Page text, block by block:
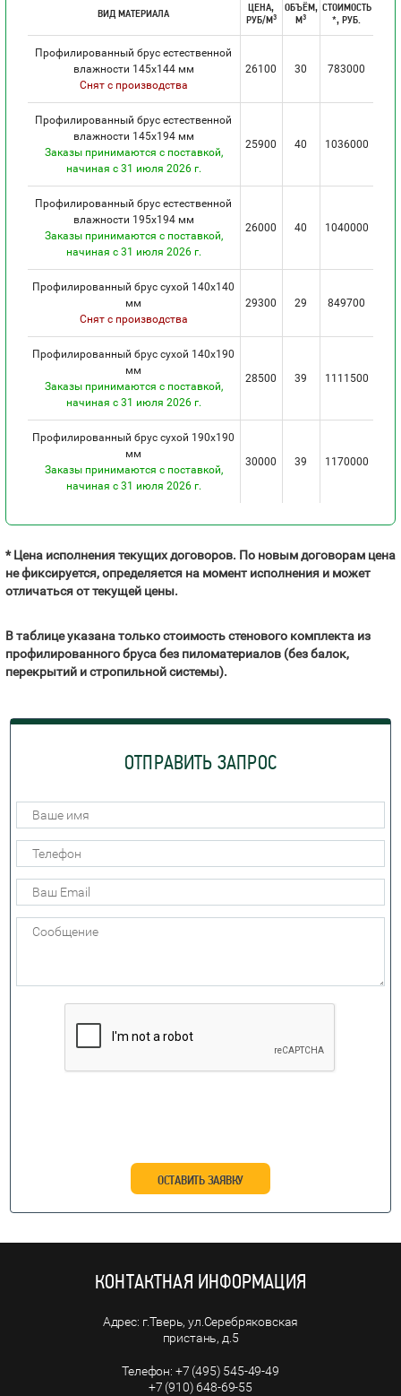
ВИД МАТЕРИАЛА
ЦЕНА,
РУБ/М3
ОБЪЁМ,
М3
СТОИМОСТЬ
*, РУБ.
Профилированный брус естественной
влажности 145х144 мм
Снят с производства
26100 30 783000
Профилированный брус естественной
влажности 145х194 мм
Заказы принимаются с поставкой,
начиная с 31 июля 2026 г.
25900 40 1036000
Профилированный брус естественной
влажности 195х194 мм
Заказы принимаются с поставкой,
начиная с 31 июля 2026 г.
26000 40 1040000
Профилированный брус сухой 140х140
мм
Снят с производства
29300 29 849700
Профилированный брус сухой 140х190
мм
Заказы принимаются с поставкой,
начиная с 31 июля 2026 г.
28500 39 1111500
Профилированный брус сухой 190х190
мм
Заказы принимаются с поставкой,
начиная с 31 июля 2026 г.
30000 39 1170000
* Цена исполнения текущих договоров. По новым договорам цена
не фиксируется, определяется на момент исполнения и может
отличаться от текущей цены.
В таблице указана только стоимость стенового комплекта из
профилированного бруса без пиломатериалов (без балок,
перекрытий и стропильной системы).
ОТПРАВИТЬ ЗАПРОС
ОСТАВИТЬ ЗАЯВКУ
КОНТАКТНАЯ ИНФОРМАЦИЯ
г.Тверь, ул.Серебряковская
пристань, д.5
+7 (495) 545-49-49
+7 (910) 648-69-55